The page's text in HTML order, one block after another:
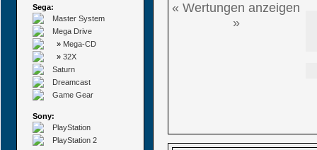
Sega:
Master System
Mega Drive
» Mega-CD
» 32X
Saturn
Dreamcast
Game Gear
Sony:
PlayStation
PlayStation 2
« Wertungen anzeigen
»